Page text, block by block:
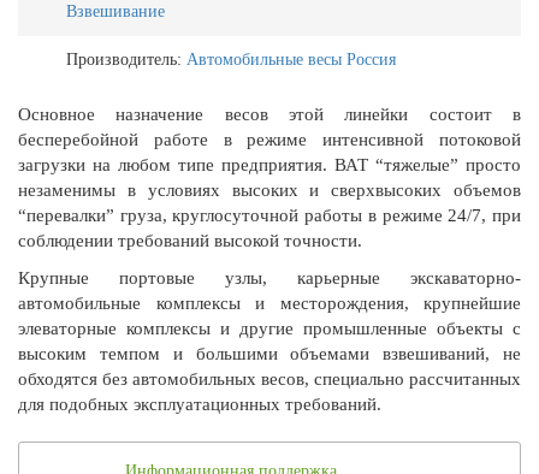
Взвешивание
Производитель: Автомобильные весы Россия
Основное назначение весов этой линейки состоит в
бесперебойной работе в режиме интенсивной потоковой
загрузки на любом типе предприятия. ВАТ “тяжелые” просто
незаменимы в условиях высоких и сверхвысоких объемов
“перевалки” груза, круглосуточной работы в режиме 24/7, при
соблюдении требований высокой точности.
Крупные портовые узлы, карьерные экскаваторно-
автомобильные комплексы и месторождения, крупнейшие
элеваторные комплексы и другие промышленные объекты с
высоким темпом и большими объемами взвешиваний, не
обходятся без автомобильных весов, специально рассчитанных
для подобных эксплуатационных требований.